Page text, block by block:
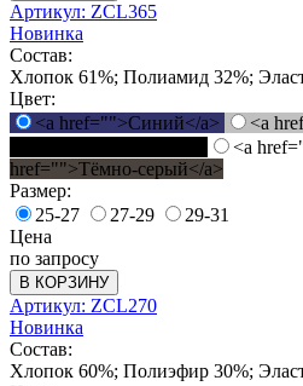
Артикул: ZCL365
Новинка
Состав:
Хлопок 61%; Полиамид 32%;
Цвет:
<a href="">Синий</a>
<a
<a
href="">Тёмно-серый</a>
Размер:
25-27
27-29
29-31
Цена
по запросу
В КОРЗИНУ
Артикул: ZCL270
Новинка
Состав:
Хлопок 60%; Полиэфир 30%;